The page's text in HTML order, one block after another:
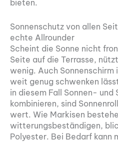
bieten.
Sonnenschutz von allen
echte Allrounder
Scheint die Sonne nicht
Seite auf die Terrasse,
wenig. Auch
weit genug schwenken
in diesem Fall Sonnen- und
kombinieren, sind
wert. Wie Markisen
witterungsbeständigen,
Polyester. Bei Bedarf kann